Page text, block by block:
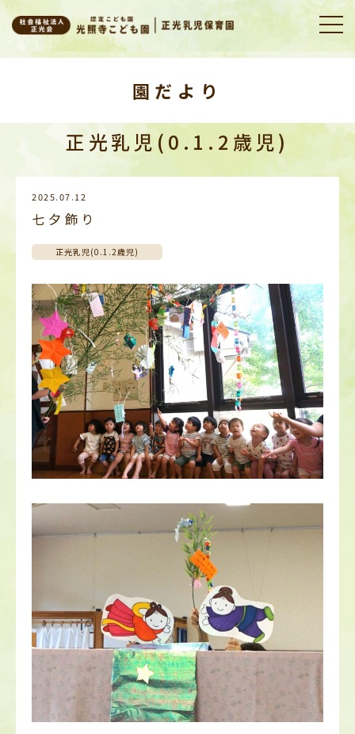
園だより
正光乳児(0.1.2歳児)
2025.07.12
七夕飾り
正光乳児(0.1.2歳児)